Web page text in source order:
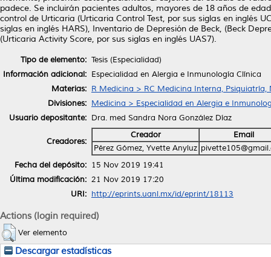
padece. Se incluirán pacientes adultos, mayores de 18 años de
control de Urticaria (Urticaria Control Test, por sus siglas en inglés
siglas en inglés HARS), Inventario de Depresión de Beck, (Beck
(Urticaria Activity Score, por sus siglas en inglés UAS7).
Tipo de elemento: Tesis (Especialidad)
Información adicional: Especialidad en Alergia e Inmunología Clínica
Materias: R Medicina > RC Medicina Interna, Psiquiatría,
Divisiones: Medicina > Especialidad en Alergia e
Usuario depositante: Dra. med Sandra Nora González Díaz
Creadores:
Creador
Email
Pérez Gómez, Yvette Anyluz
Fecha del depósito: 15 Nov 2019 19:41
Última modificación: 21 Nov 2019 17:20
URI: http://eprints.uanl.mx/id/eprint/18113
Actions (login required)
Ver elemento
Descargar estadísticas